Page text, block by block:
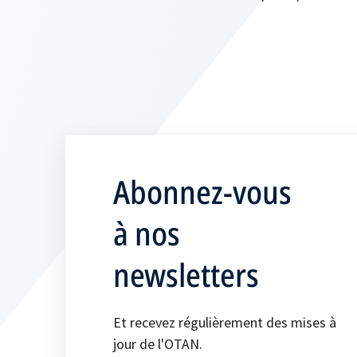
Abonnez-vous
à nos
newsletters
Et recevez régulièrement des mises à
jour de l'OTAN.